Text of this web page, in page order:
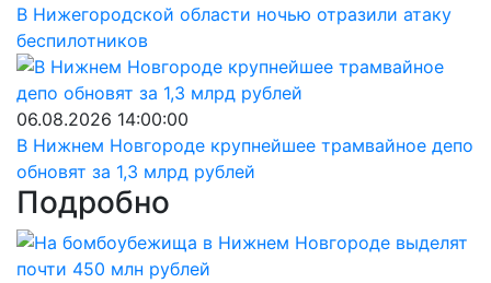
В Нижегородской области ночью отразили атаку
беспилотников
06.08.2026 14:00:00
В Нижнем Новгороде крупнейшее трамвайное депо
обновят за 1,3 млрд рублей
Подробно